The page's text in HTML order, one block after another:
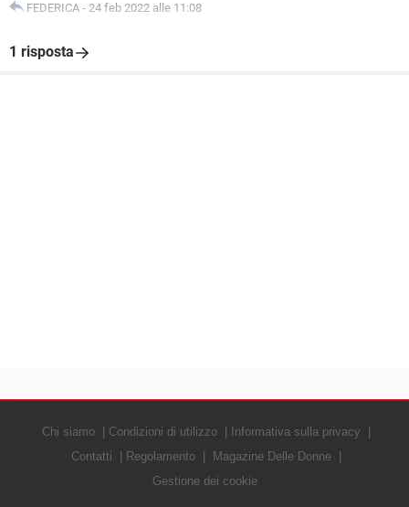
FEDERICA - 24 feb 2022 alle 11:08
1 risposta
Chi siamo Condizioni di utilizzo
Informativa sulla privacy
Contatti
Regolamento
Magazine Delle Donne
Gestione dei cookie